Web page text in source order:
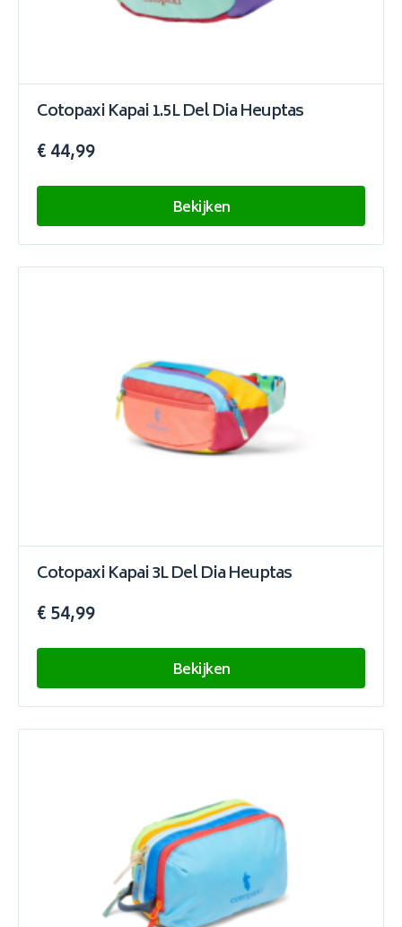
Cotopaxi Kapai 1.5L Del Dia Heuptas
€ 44,99
Bekijken
Cotopaxi Kapai 3L Del Dia Heuptas
€ 54,99
Bekijken